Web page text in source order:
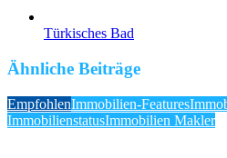
Türkisches Bad
Ähnliche Beiträge
EmpfohlenImmobilien-Features
ImmobilienstatusImmobilien Makler